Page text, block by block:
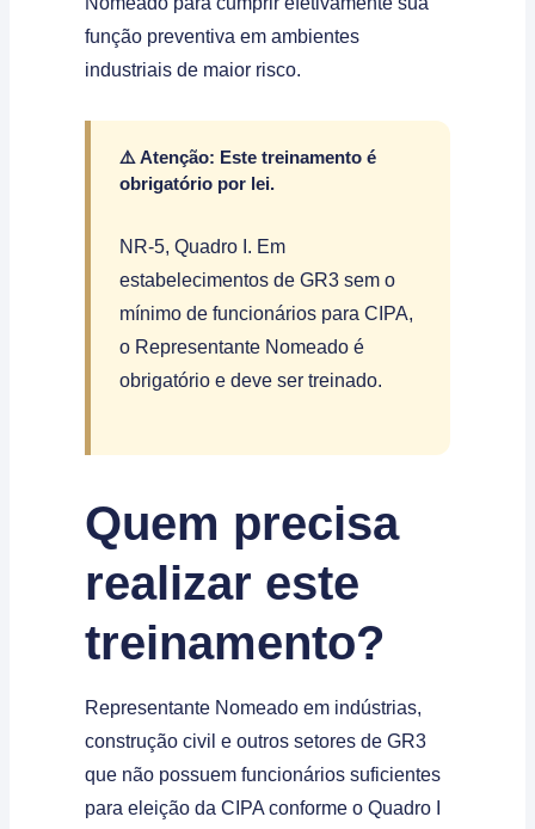
função preventiva em ambientes
industriais de maior risco.
⚠️ Atenção: Este treinamento é
obrigatório por lei.
NR-5, Quadro I. Em
estabelecimentos de GR3 sem o
mínimo de funcionários para CIPA,
o Representante Nomeado é
obrigatório e deve ser treinado.
Quem precisa
realizar este
treinamento?
Representante Nomeado em indústrias,
construção civil e outros setores de GR3
que não possuem funcionários suficientes
para eleição da CIPA conforme o Quadro I